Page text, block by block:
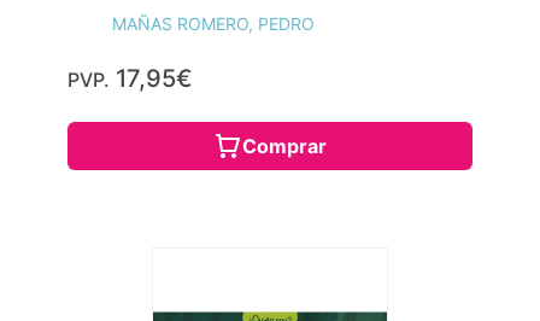
MAÑAS ROMERO, PEDRO
PVP. 17,95€
Comprar